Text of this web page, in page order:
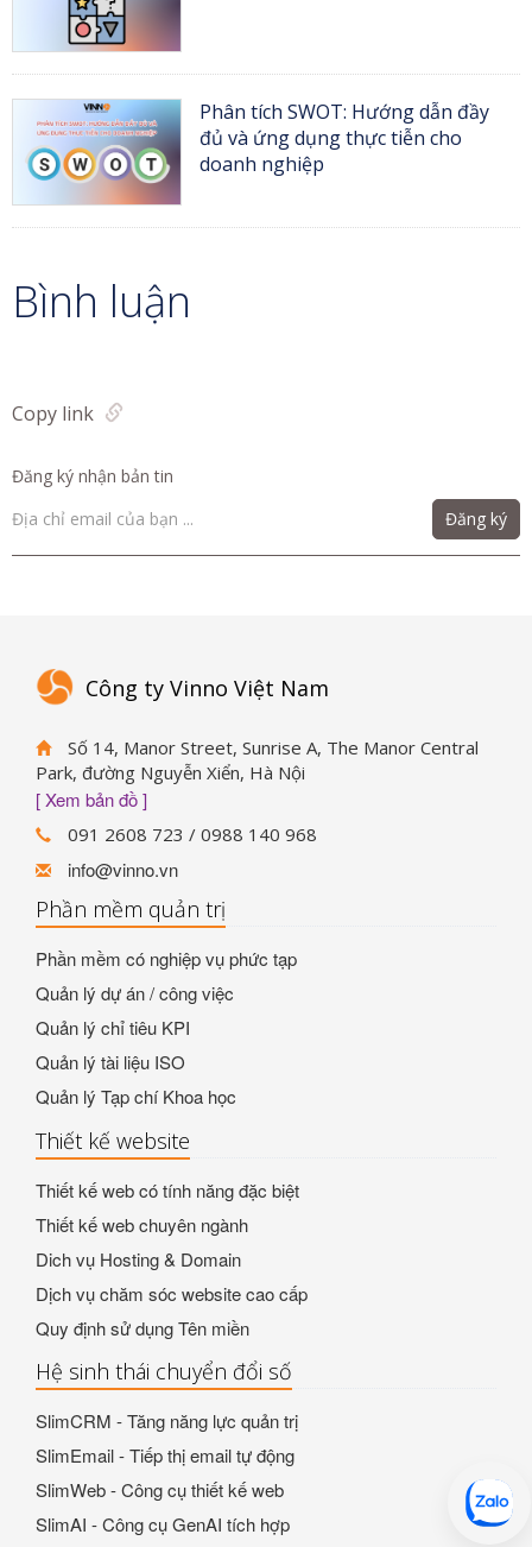
Phân tích SWOT: Hướng dẫn đầy
đủ và ứng dụng thực tiễn cho
doanh nghiệp
Bình luận
Copy link
Đăng ký nhận bản tin
Đăng ký
Công ty Vinno Việt Nam
Số 14, Manor Street, Sunrise A, The Manor Central
Park, đường Nguyễn Xiển, Hà Nội
[ Xem bản đồ ]
091 2608 723 / 0988 140 968
info@vinno.vn
Phần mềm quản trị
Phần mềm có nghiệp vụ phức tạp
Quản lý dự án / công việc
Quản lý chỉ tiêu KPI
Quản lý tài liệu ISO
Quản lý Tạp chí Khoa học
Thiết kế website
Thiết kế web có tính năng đặc biệt
Thiết kế web chuyên ngành
Dich vụ Hosting & Domain
Dịch vụ chăm sóc website cao cấp
Quy định sử dụng Tên miền
Hệ sinh thái chuyển đổi số
SlimCRM - Tăng năng lực quản trị
SlimEmail - Tiếp thị email tự động
SlimWeb - Công cụ thiết kế web
SlimAI - Công cụ GenAI tích hợp